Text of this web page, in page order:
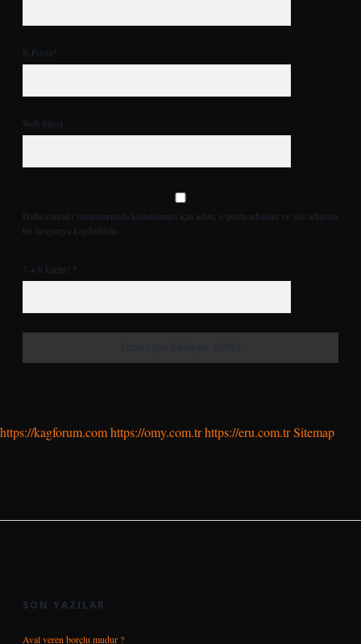
E-Posta*
Web Sitesi
Daha sonraki yorumlarımda kullanılması için adım, e-posta adresim ve site adresim
bu tarayıcıya kaydedilsin.
7 + 8 kaçtır? *
https://kagforum.comhttps://omy.com.trhttps://eru.com.trSitemap
SON YAZILAR
Aval veren borçlu mudur ?